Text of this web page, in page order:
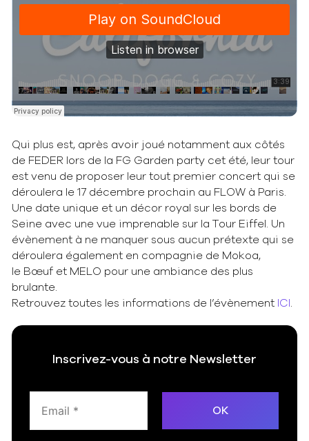
Qui plus est, après avoir joué notamment aux côtés
de FEDER lors de la FG Garden party cet été, leur tour
est venu de proposer leur tout premier concert qui se
déroulera le 17 décembre prochain au FLOW à Paris.
Une date unique et un décor royal sur les bords de
Seine avec une vue imprenable sur la Tour Eiffel. Un
évènement à ne manquer sous aucun prétexte qui se
déroulera également en compagnie de Mokoa,
le Bœuf et MELO pour une ambiance des plus
brulante.
Retrouvez toutes les informations de l’évènement ICI
Inscrivez-vous à notre Newsletter